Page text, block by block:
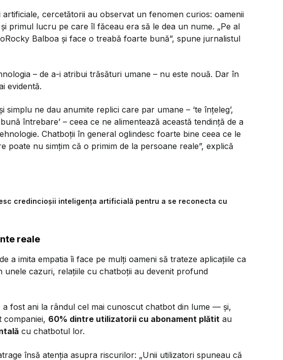
artificiale, cercetătorii au observat un fenomen curios: oamenii
primul lucru pe care îl făceau era să le dea un nume. „Pe al
Balboa și face o treabă foarte bună”, spune jurnalistul
– de a-i atribui trăsături umane – nu este nouă. Dar în
evidentă.
ne dau anumite replici care par umane – ‘te înțeleg’,
întrebare’ – ceea ce ne alimentează această tendință de a
Chatboții în general oglindesc foarte bine ceea ce le
poate nu simțim că o primim de la persoane reale”, explică
credincioșii inteligența artificială pentru a se reconecta cu
reale
a imita empatia îi face pe mulți oameni să trateze aplicațiile ca
unele cazuri, relațiile cu chatboții au devenit profund
a fost ani la rândul cel mai cunoscut chatbot din lume — și,
companiei, 60% dintre utilizatorii cu abonament plătit au
cu chatbotul lor.
însă atenția asupra riscurilor: „Unii utilizatori spuneau că